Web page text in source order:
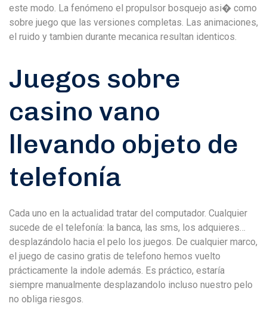
este modo. La fenómeno el propulsor bosquejo asi� como
sobre juego que las versiones completas. Las animaciones,
el ruido y tambien durante mecanica resultan identicos.
Juegos sobre
casino vano
llevando objeto de
telefonía
Cada uno en la actualidad tratar del computador. Cualquier
sucede de el telefonía: la banca, las sms, los adquieres…
desplazándolo hacia el pelo los juegos. De cualquier marco,
el juego de casino gratis de telefono hemos vuelto
prácticamente la indole además. Es práctico, estaría
siempre manualmente desplazandolo incluso nuestro pelo
no obliga riesgos.